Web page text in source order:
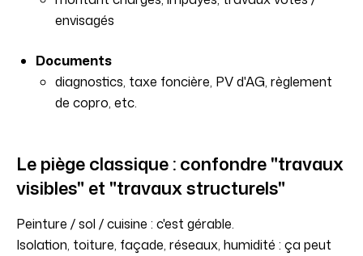
envisagés
Documents
diagnostics, taxe foncière, PV d'AG, règlement
de copro, etc.
Le piège classique : confondre "travaux
visibles" et "travaux structurels"
Peinture / sol / cuisine : c'est gérable.
Isolation, toiture, façade, réseaux, humidité : ça peut